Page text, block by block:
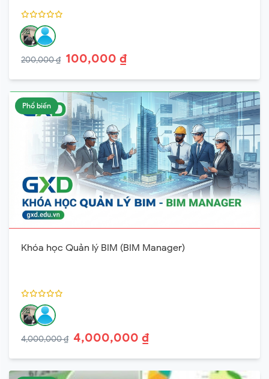
200,000 ₫ 100,000 ₫
Phổ biến
Khóa học Quản lý BIM (BIM Manager)
4,000,000 ₫ 4,000,000 ₫